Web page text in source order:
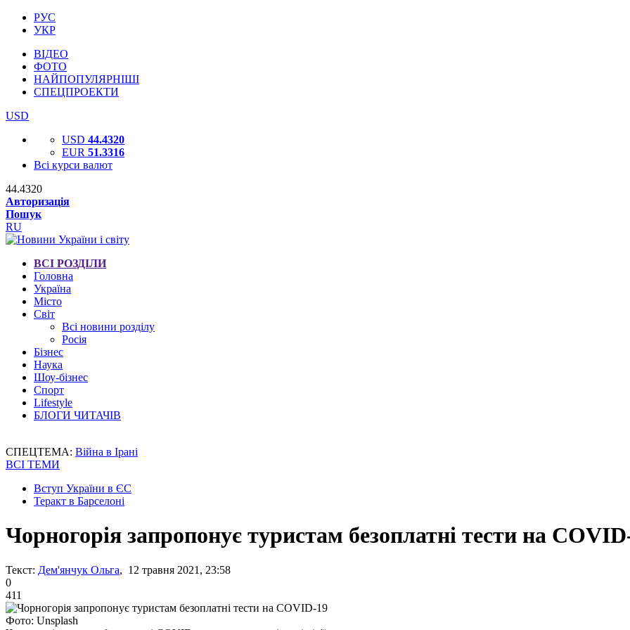
РУС
УКР
ВІДЕО
ФОТО
НАЙПОПУЛЯРНІШІ
СПЕЦПРОЕКТИ
USD
USD 44.4320
EUR 51.3316
Всі курси валют
44.4320
Авторизація
Пошук
RU
ВСІ РОЗДІЛИ
Головна
Україна
Місто
Світ
Всі новини розділу
Росія
Бізнес
Наука
Шоу-бізнес
Спорт
Lifestyle
БЛОГИ ЧИТАЧІВ
СПЕЦТЕМА: Війна в Ірані
ВСІ ТЕМИ
Вступ України в ЄС
Теракт в Барселоні
Чорногорія запропонує туристам безоплатні тести на
Текст: Дем'янчук Ольга, 12 травня 2021, 23:58
0
411
Фото: Unsplash